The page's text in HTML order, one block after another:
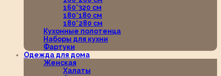
160*320 см
180*180 см
180*280 см
Кухонные полотенца
Наборы для кухни
Фартуки
Одежда для дома
Женская
Халаты